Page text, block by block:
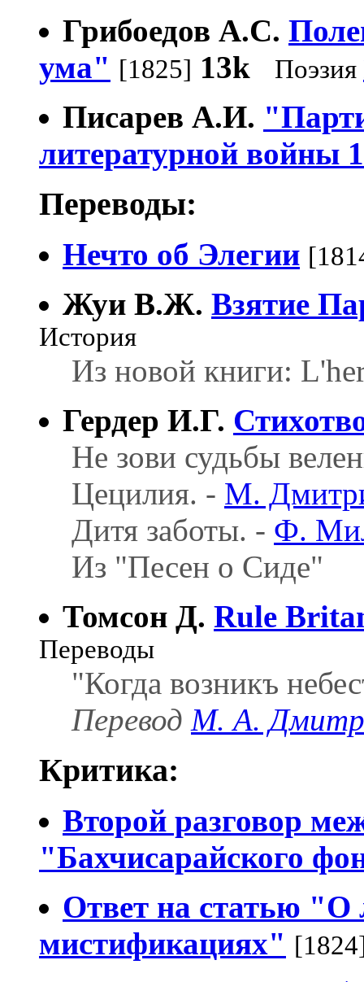
Грибоедов А.С.
ума" [1825] 13k Поэзия
Писарев А.И.
литературной войны
Переводы:
Нечто об Элегии
Жуи В.Ж. Взятие
История
Из новой книги:
Гердер И.Г.
Не зови судьбы
Цецилия. - М.
Дитя заботы. - Ф.
Из "Песен о Сиде"
Томсон Д. Rule
Переводы
"Когда возникъ
Перевод М. А.
Критика:
Второй разговор
"Бахчисарайского
Ответ на статью "О
мистификациях"